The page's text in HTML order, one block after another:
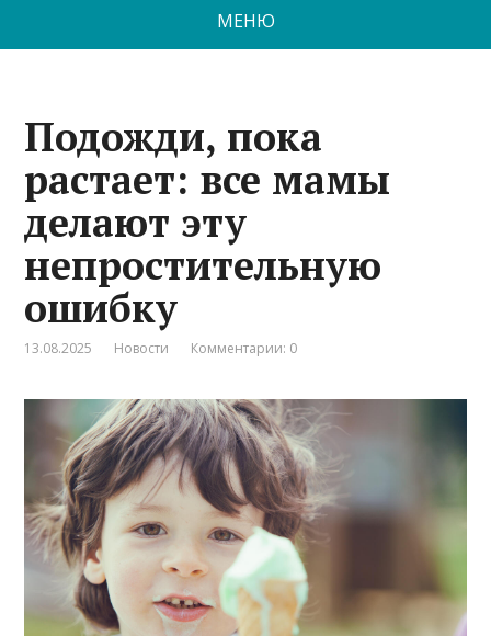
МЕНЮ
Подожди, пока
растает: все мамы
делают эту
непростительную
ошибку
13.08.2025 Новости Комментарии: 0